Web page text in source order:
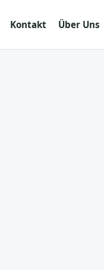
Kontakt Über Uns